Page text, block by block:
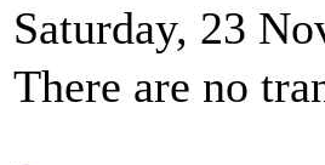
Saturday, 23
There are no